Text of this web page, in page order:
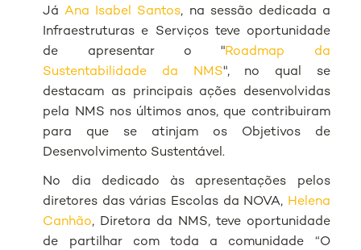
JáAna Isabel Santos, na sessão dedicada a
Infraestruturas e Serviços teve oportunidade
de apresentar o "Roadmap da
Sustentabilidade da NMS", no qual se
destacam as principais ações desenvolvidas
pela NMS nos últimos anos, que contribuiram
para que se atinjam os Objetivos de
Desenvolvimento Sustentável.
No dia dedicado às apresentações pelos
diretores das várias Escolas da NOVA, Helena
Canhão, Diretora da NMS, teve oportunidade
de partilhar com toda a comunidade “O